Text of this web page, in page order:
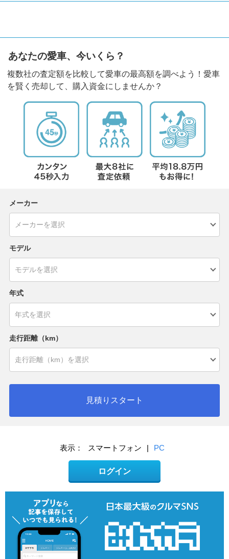
あなたの愛車、今いくら？
複数社の査定額を比較して愛車の最高額を調べよう！愛車
を賢く売却して、購入資金にしませんか？
メーカー
モデル
年式
走行距離（km）
見積りスタート
表示： スマートフォン | PC
ログイン